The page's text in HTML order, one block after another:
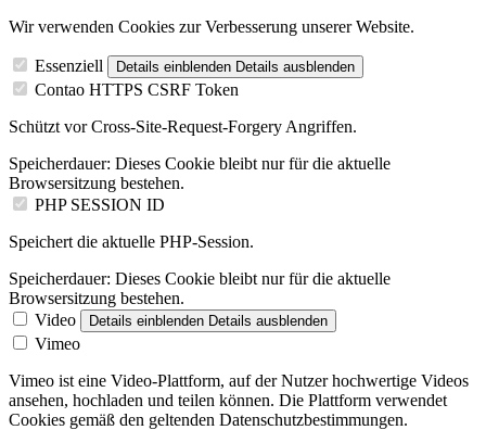
Wir verwenden Cookies zur Verbesserung unserer Website.
Essenziell Details einblenden Details ausblenden
Contao HTTPS CSRF Token
Schützt vor Cross-Site-Request-Forgery Angriffen.
Speicherdauer: Dieses Cookie bleibt nur für die aktuelle
Browsersitzung bestehen.
PHP SESSION ID
Speichert die aktuelle PHP-Session.
Speicherdauer: Dieses Cookie bleibt nur für die aktuelle
Browsersitzung bestehen.
Video
Details einblenden Details ausblenden
Vimeo
Vimeo ist eine Video-Plattform, auf der Nutzer hochwertige Videos
ansehen, hochladen und teilen können. Die Plattform verwendet
Cookies gemäß den geltenden Datenschutzbestimmungen.